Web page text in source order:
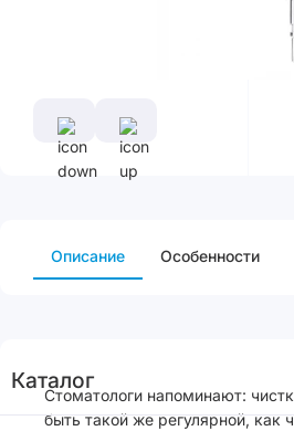
Каталог
Описание Особенности
Стоматологи напоминают:
быть такой же регулярной, как